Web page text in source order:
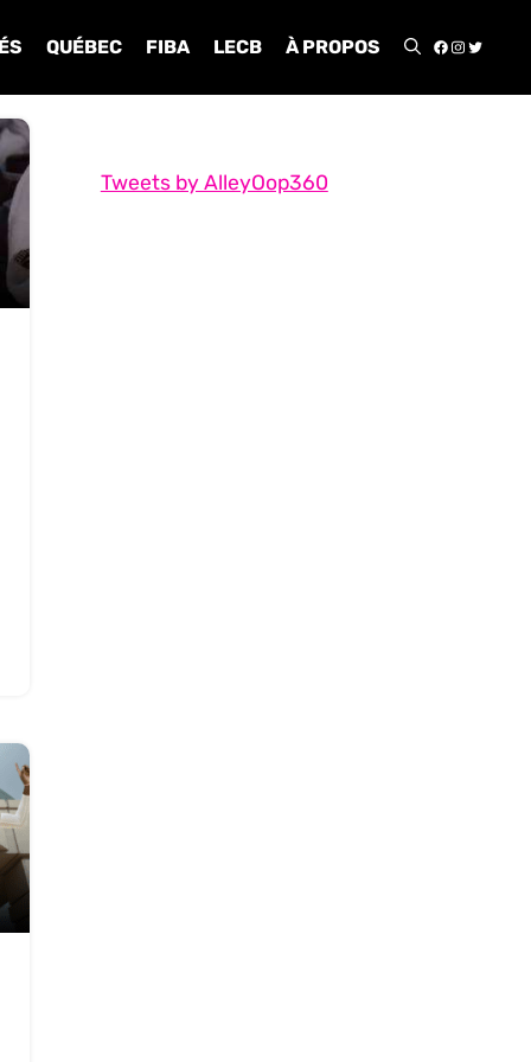
QUÉBEC FIBA LECB À PROPOS
Tweets by AlleyOop360